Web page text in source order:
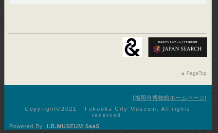
PageTop
福岡市博物館ホームページ
Copyright©︎2021 - Fukuoka City Museum. All rights
reserved.
Powered By
I.B.MUSEUM SaaS